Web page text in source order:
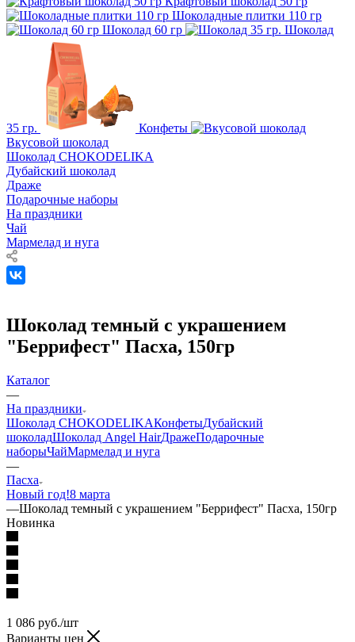
Шоколадные плитки 110 гр
Шоколад 60 гр
Шоколад
35 гр.
Конфеты
Вкусовой шоколад
Шоколад CHOKODELIKA
Дубайский шоколад
Драже
Подарочные наборы
На праздники
Чай
Мармелад и нуга
Шоколад темный с украшением
"Беррифест" Пасха, 150гр
Каталог
—
На праздники
Шоколад CHOKODELIKAКонфетыДубайский
шоколадШоколад Angel HairДражеПодарочные
наборыЧайМармелад и нуга
—
Пасха
Новый год!8 марта
—Шоколад темный с украшением "Беррифест" Пасха, 150гр
Новинка
1 086 руб./шт
Варианты цен